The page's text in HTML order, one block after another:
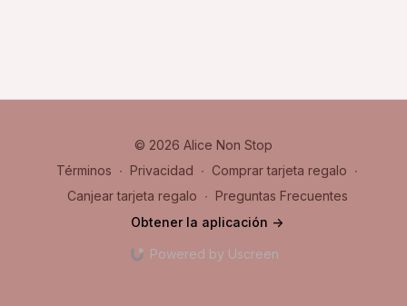
© 2026 Alice Non Stop
Términos ∙ Privacidad ∙ Comprar tarjeta regalo ∙
Canjear tarjeta regalo ∙ Preguntas Frecuentes
Obtener la aplicación ->
Powered by Uscreen